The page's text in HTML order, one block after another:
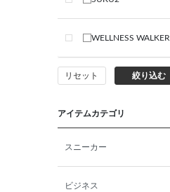
WELLNESS WALKER
リセット 絞り込む
アイテムカテゴリ
スニーカー
ビジネス